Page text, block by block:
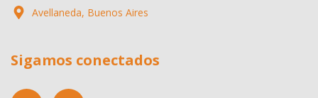
Avellaneda, Buenos Aires
Sigamos conectados